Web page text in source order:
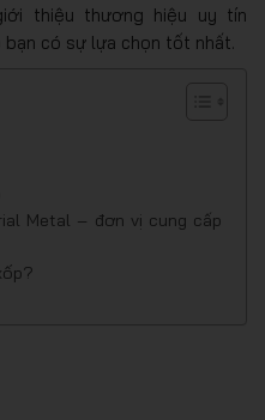
thiệu thương hiệu uy tín
bạn có sự lựa chọn tốt nhất.
Metal – đơn vị cung cấp